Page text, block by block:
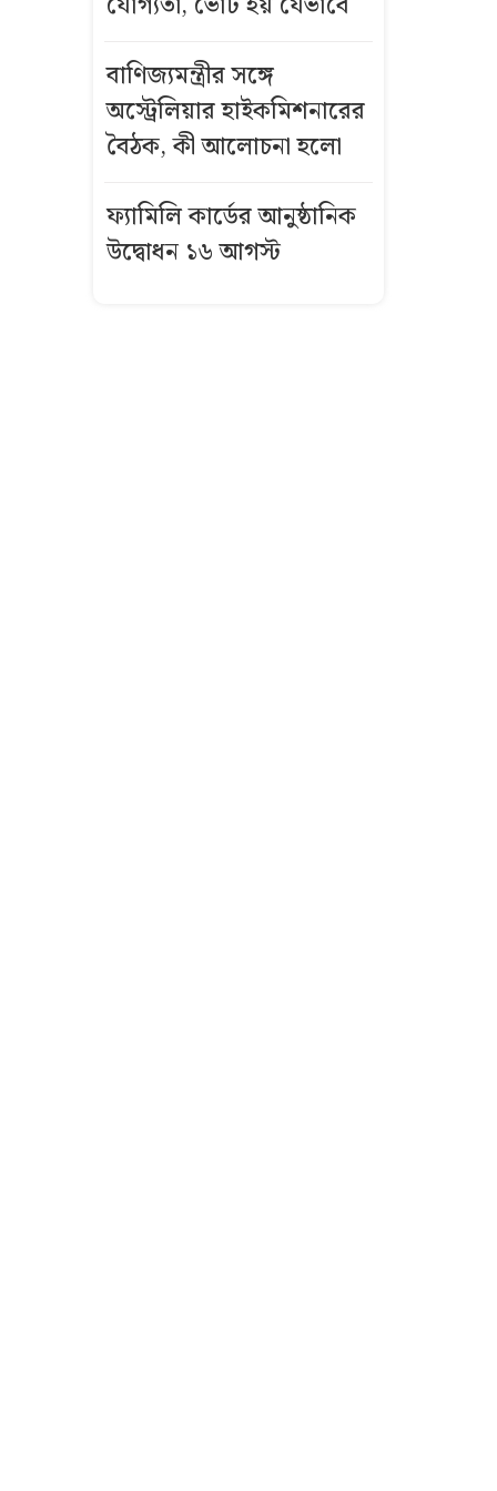
বাংলাদেশি
নিয়ে বড় সুখবর
দিল সৌদি
সরকার
রাষ্ট্রপতি হতে
লাগে যেসব
যোগ্যতা, ভোট
বাণিজ্যমন্ত্রীর সঙ্গে
অস্ট্রেলিয়ার হাইকমিশনারের
বৈঠক, কী আলোচনা হলো
ফ্যামিলি কার্ডের আনুষ্ঠানিক
উদ্বোধন ১৬ আগস্ট